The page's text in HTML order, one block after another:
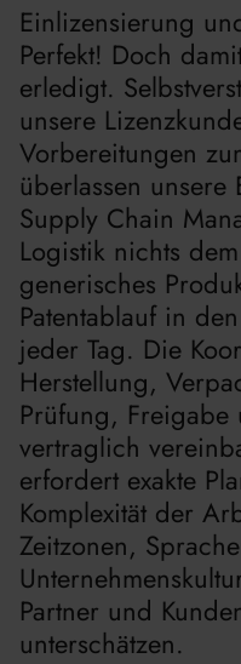
Einlizensierung
Perfekt! Doch
erledigt.
unsere
Vorbereitungen
überlassen unsere
Supply Chain
Logistik nichts
generisches
Patentablauf in
jeder Tag. Die
Herstellung,
Prüfung, Freigabe
vertraglich
erfordert exakte
Komplexität der
Zeitzonen,
Partner und
unterschätzen.